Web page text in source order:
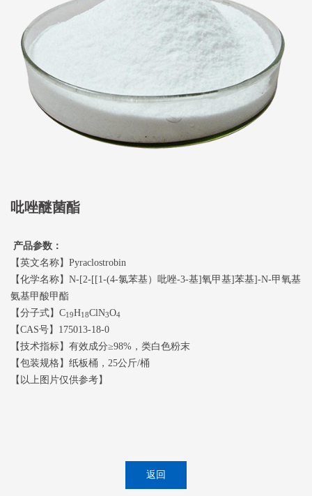
吡唑醚菌酯
产品参数：
【英文名称】Pyraclostrobin
【化学名称】N-[2-[[1-(4-氯苯基）吡唑-3-基]氧甲基]苯基]-N-甲氧基
氨基甲酸甲酯
【分子式】C19H18ClN3O4
【CAS号】175013-18-0
【技术指标】有效成分≥98%，类白色粉末
【包装规格】纸板桶，25公斤/桶
【以上图片仅供参考】
返回